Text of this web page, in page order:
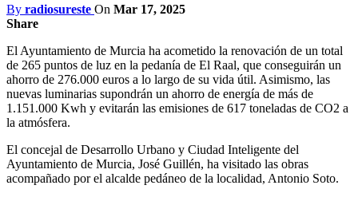
By radiosureste On Mar 17, 2025
Share
El Ayuntamiento de Murcia ha acometido la renovación de un total
de 265 puntos de luz en la pedanía de El Raal, que conseguirán un
ahorro de 276.000 euros a lo largo de su vida útil. Asimismo, las
nuevas luminarias supondrán un ahorro de energía de más de
1.151.000 Kwh y evitarán las emisiones de 617 toneladas de CO2 a
la atmósfera.
El concejal de Desarrollo Urbano y Ciudad Inteligente del
Ayuntamiento de Murcia, José Guillén, ha visitado las obras
acompañado por el alcalde pedáneo de la localidad, Antonio Soto.